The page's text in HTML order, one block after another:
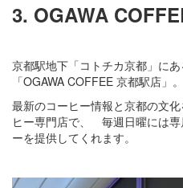
3. OGAWA
京都駅地下「コトチカ京都」に
「OGAWA COFFEE 京都駅店」。
最新のコーヒー情報と京都の文
ヒー専門店で、 毎週日曜には専
ーを提供してくれます。